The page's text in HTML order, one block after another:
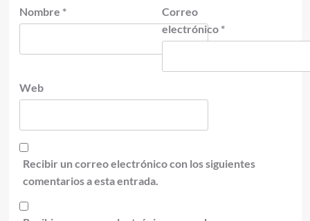
Nombre *
Correo
electrónico *
Web
Recibir un correo electrónico con los siguientes
comentarios a esta entrada.